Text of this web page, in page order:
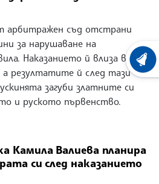
арбитражен съд отстрани
за нарушаване на
Наказанието й влиза в сила
а резултатите й след тази
загуби златните си
и руското първенство.
Камила Валиева планира
си след наказанието